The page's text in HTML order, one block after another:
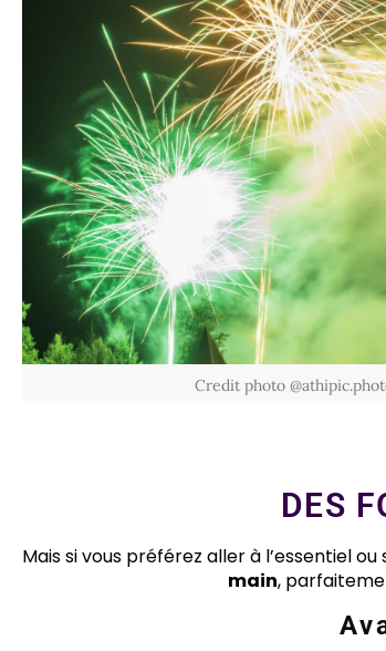
Credit photo
DES
Mais si vous préférez aller à l’essentiel
main,